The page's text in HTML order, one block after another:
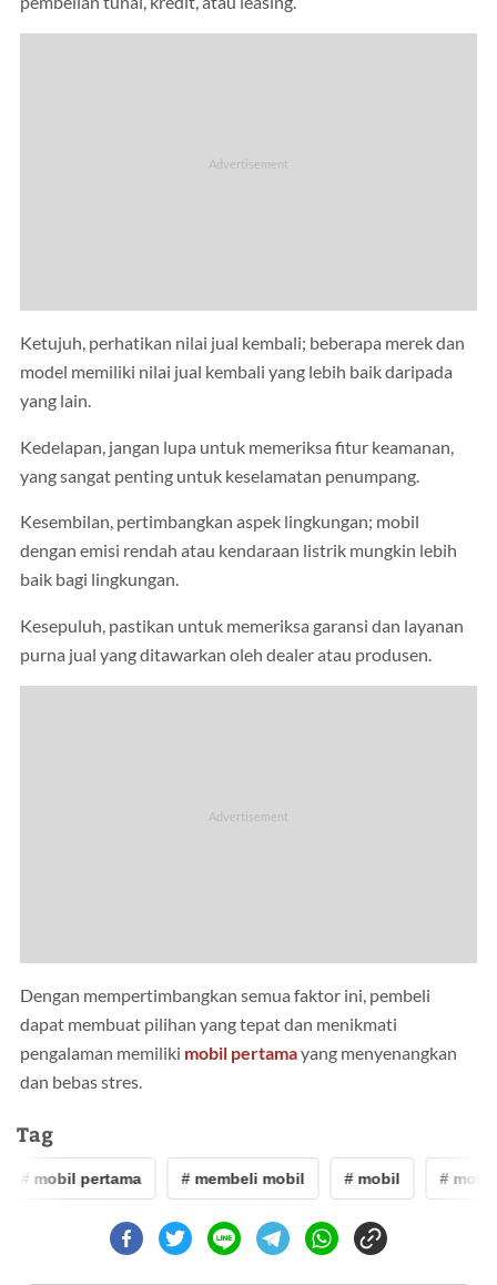
Ketujuh, perhatikan nilai jual kembali; beberapa merek dan
model memiliki nilai jual kembali yang lebih baik daripada
yang lain.
Kedelapan, jangan lupa untuk memeriksa fitur keamanan,
yang sangat penting untuk keselamatan penumpang.
Kesembilan, pertimbangkan aspek lingkungan; mobil
dengan emisi rendah atau kendaraan listrik mungkin lebih
baik bagi lingkungan.
Kesepuluh, pastikan untuk memeriksa garansi dan layanan
purna jual yang ditawarkan oleh dealer atau produsen.
Dengan mempertimbangkan semua faktor ini, pembeli
dapat membuat pilihan yang tepat dan menikmati
pengalaman memiliki mobil pertamayang menyenangkan
dan bebas stres.
Tag
# mobil pertama # membeli mobil # mobil # mobil